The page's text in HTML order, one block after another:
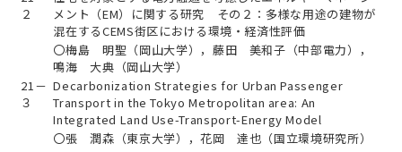
２
メント（EM）に関する研究 その２：多様な用途の建物が
混在するCEMS街区における環境・経済性評価
〇梅島 明聖（岡山大学），藤田 美和子（中部電力），
鳴海 大典（岡山大学）
21－
３
Decarbonization Strategies for Urban Passenger
Transport in the Tokyo Metropolitan area: An
Integrated Land Use-Transport-Energy Model
〇張 潤森（東京大学），花岡 達也（国立環境研究所）